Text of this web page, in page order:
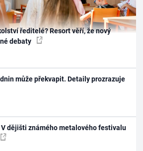
ředitelé? Resort věří, že nový
debaty
může překvapit. Detaily prozrazuje
dějišti známého metalového festivalu